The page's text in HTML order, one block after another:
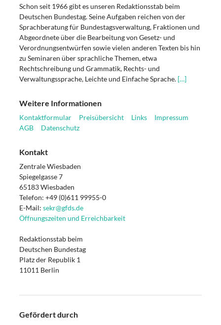
Schon seit 1966 gibt es unseren Redaktionsstab beim
Deutschen Bundestag. Seine Aufgaben reichen von der
Sprachberatung für Bundestagsverwaltung, Fraktionen und
Abgeordnete über die Bearbeitung von Gesetz- und
Verordnungsentwürfen sowie vielen anderen Texten bis hin
zu Seminaren über sprachliche Themen, etwa
Rechtschreibung und Grammatik, Rechts- und
Verwaltungssprache, Leichte und Einfache Sprache. […]
Weitere Informationen
Kontaktformular Preisübersicht Links
Impressum
AGB
Datenschutz
Kontakt
Zentrale Wiesbaden
Spiegelgasse 7
65183 Wiesbaden
Telefon: +49 (0)611 99955-0
E-Mail: sekr@gfds.de
Öffnungszeiten und Erreichbarkeit
Redaktionsstab beim
Deutschen Bundestag
Platz der Republik 1
11011 Berlin
Gefördert durch